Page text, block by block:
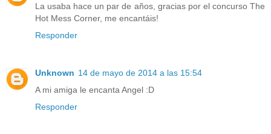
La usaba hace un par de años, gracias por el concurso The
Hot Mess Corner, me encantáis!
Responder
Unknown 14 de mayo de 2014 a las 15:54
A mi amiga le encanta Angel :D
Responder